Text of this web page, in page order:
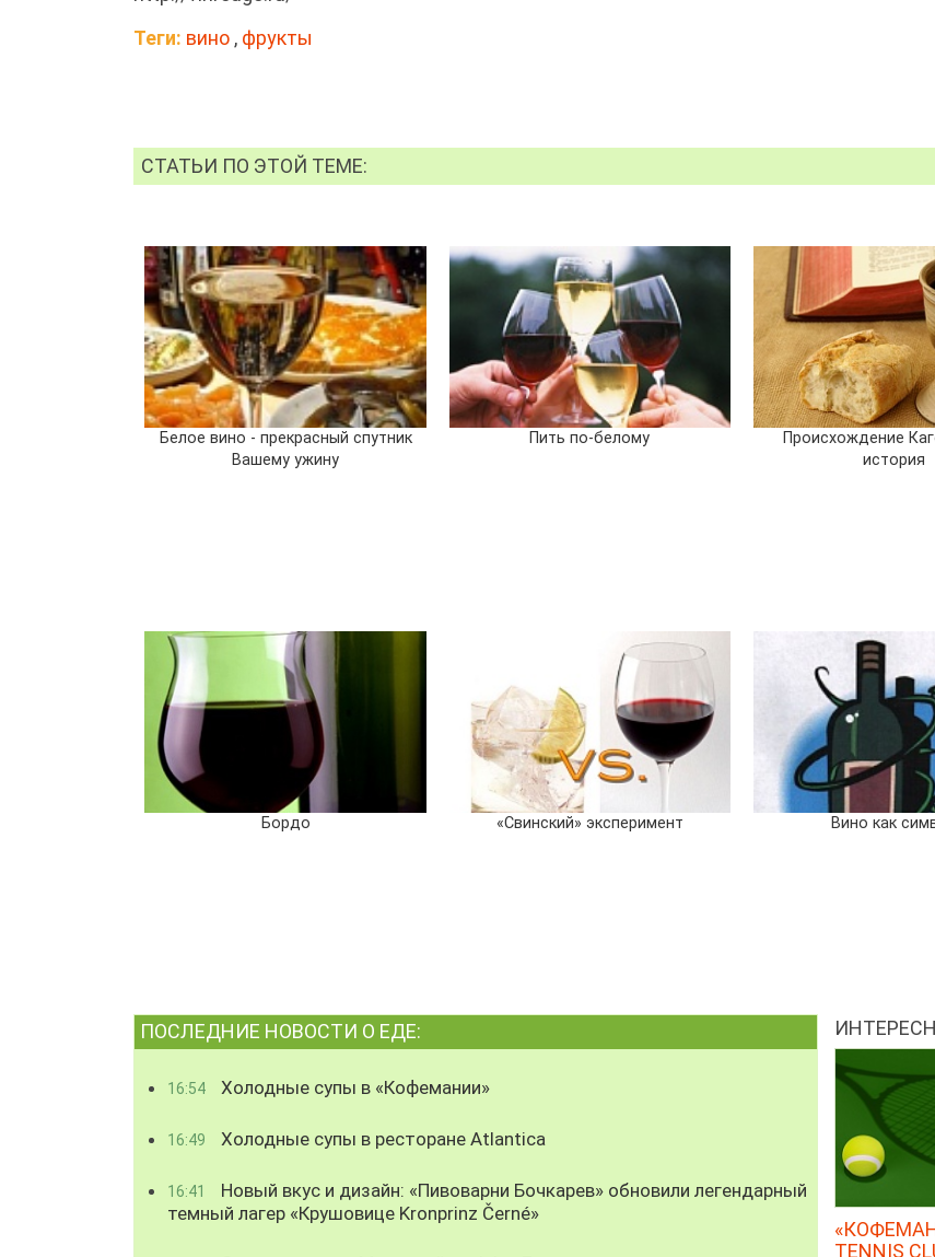
Теги: вино , фрукты
СТАТЬИ ПО ЭТОЙ ТЕМЕ:
Белое вино - прекрасный спутник
Вашему ужину
Пить по-белому
Происхождение
история
Бордо «Свинский» эксперимент Вино как
ПОСЛЕДНИЕ НОВОСТИ О ЕДЕ:
16:54 Холодные супы в «Кофемании»
16:49 Холодные супы в ресторане Atlantica
16:41
Новый вкус и дизайн: «Пивоварни Бочкарев» обновили легендарный
темный лагер «Крушовице Kronprinz Černé»
TENNIS